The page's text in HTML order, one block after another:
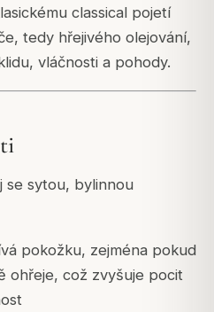
classical pojetí
tedy hřejivého olejování,
vláčnosti a pohody.
se sytou, bylinnou
pokožku, zejména pokud
ohřeje, což zvyšuje pocit